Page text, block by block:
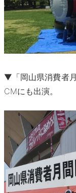
▼「岡山県消費者
CMにも出演。